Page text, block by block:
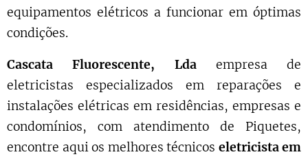
equipamentos elétricos a funcionar em óptimas
condições.
Cascata Fluorescente, Ldaempresa de
eletricistas especializados em reparações e
instalações elétricas em residências, empresas e
condomínios, com atendimento de Piquetes,
encontre aqui os melhores técnicos eletricista em